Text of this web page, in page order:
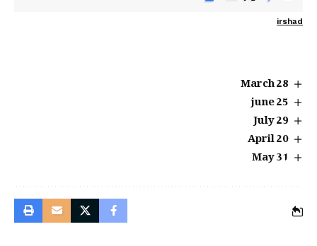
irshad
28 March
25 june
29 July
20 April
31 May